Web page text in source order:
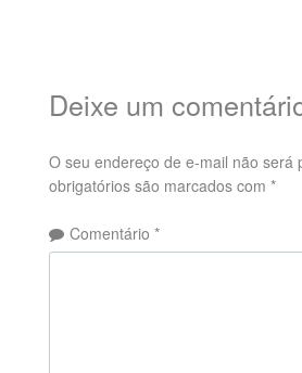
Deixe um
O seu endereço de e-mail não será
obrigatórios são marcados com *
Comentário *